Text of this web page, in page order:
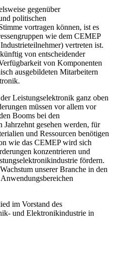
gegenüber
politischen
vortragen können, ist es
wie dem CEMEP
vertreten ist.
von entscheidender
von Komponenten
ausgebildeten Mitarbeitern
Leistungselektronik ganz oben
müssen vor allem vor
Booms bei den
gesehen werden, für
und Ressourcen benötigen
wie das CEMEP wird sich
konzentrieren und
fördern.
unserer Branche in den
im Vorstand des
und Elektronikindustrie in